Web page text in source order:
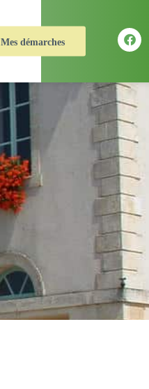
Mes démarches